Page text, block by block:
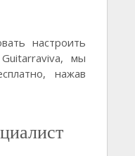
настроить
мы
нажав